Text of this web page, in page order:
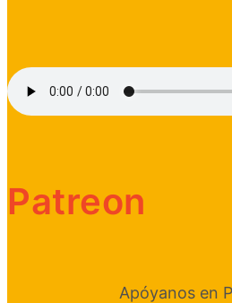
Patreon
Apóyanos en